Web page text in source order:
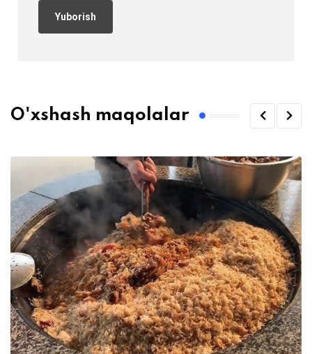
O'xshash maqolalar